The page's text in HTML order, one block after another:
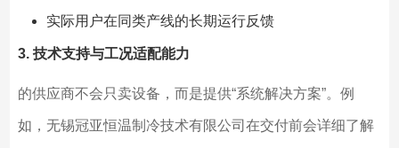
实际用户在同类产线的长期运行反馈
3. 技术支持与工况适配能力
的供应商不会只卖设备，而是提供“系统解决方案”。例
如，无锡冠亚恒温制冷技术有限公司在交付前会详细了解